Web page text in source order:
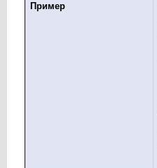
Пример